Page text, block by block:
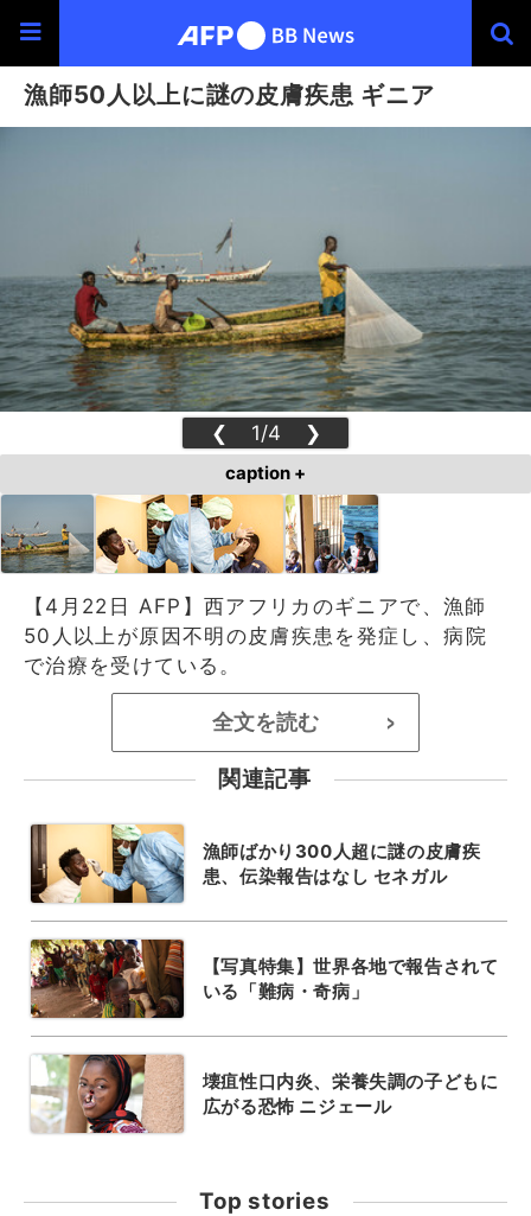
漁師50人以上に謎の皮膚疾患 ギニア
❮ 1/4 ❯
caption +
【4月22日 AFP】西アフリカのギニアで、漁師
50人以上が原因不明の皮膚疾患を発症し、病院
で治療を受けている。
全文を読む >
関連記事
漁師ばかり300人超に謎の皮膚疾
患、伝染報告はなし セネガル
【写真特集】世界各地で報告されて
いる「難病・奇病」
壊疽性口内炎、栄養失調の子どもに
広がる恐怖 ニジェール
Top stories